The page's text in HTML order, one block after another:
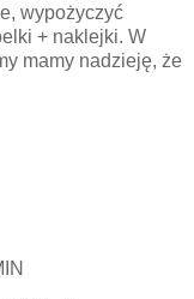
wypożyczyć
+ naklejki. W
mamy nadzieję, że